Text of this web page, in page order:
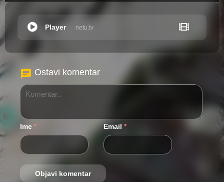
netu.tv
Player
Ostavi komentar
Ime * Email *